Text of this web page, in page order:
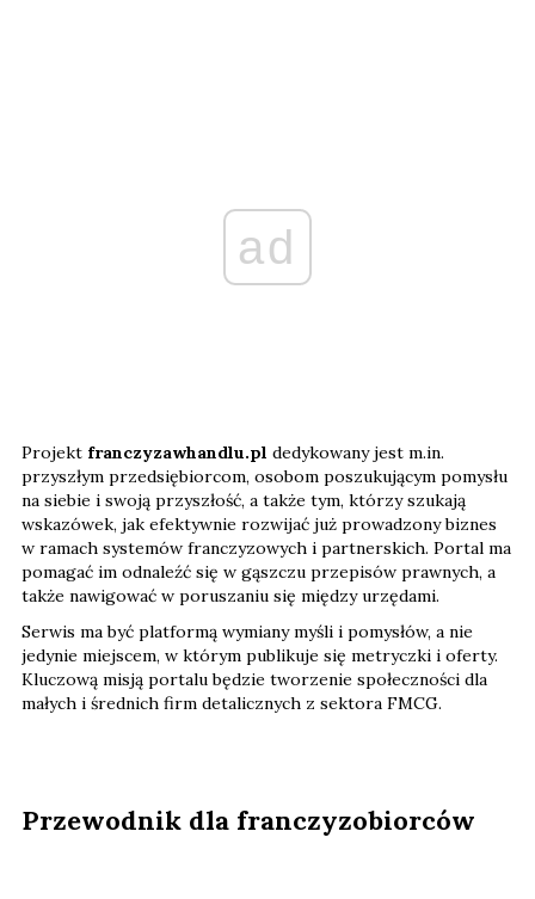
ad
Projekt franczyzawhandlu.pl dedykowany jest m.in.
przyszłym przedsiębiorcom, osobom poszukującym pomysłu
na siebie i swoją przyszłość, a także tym, którzy szukają
wskazówek, jak efektywnie rozwijać już prowadzony biznes
w ramach systemów franczyzowych i partnerskich. Portal ma
pomagać im odnaleźć się w gąszczu przepisów prawnych, a
także nawigować w poruszaniu się między urzędami.
Serwis ma być platformą wymiany myśli i pomysłów, a nie
jedynie miejscem, w którym publikuje się metryczki i oferty.
Kluczową misją portalu będzie tworzenie społeczności dla
małych i średnich firm detalicznych z sektora FMCG.
Przewodnik dla franczyzobiorców